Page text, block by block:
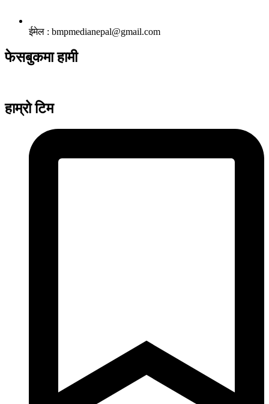
ईमेल : bmpmedianepal@gmail.com
फेसबुकमा हामी
हाम्रो टिम